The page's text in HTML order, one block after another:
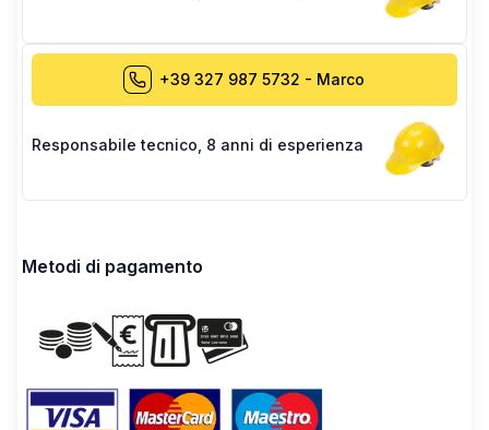
+39 327 987 5732 - Marco
Responsabile tecnico 8 anni di esperienza
Metodi di pagamento